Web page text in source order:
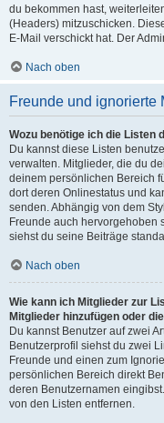
du bekommen hast,
(Headers) mitzuschicken.
E-Mail verschickt hat. Der
Nach oben
Freunde und ignorierte
Wozu benötige ich die Listen
Du kannst diese Listen
verwalten. Mitglieder, die du
deinem persönlichen Bereich
dort deren Onlinestatus und
senden. Abhängig von dem
Freunde auch hervorgehoben
siehst du seine Beiträge
Nach oben
Wie kann ich Mitglieder zur
Mitglieder hinzufügen oder
Du kannst Benutzer auf zwei
Benutzerprofil siehst du zwei
Freunde und einen zum
persönlichen Bereich direkt
deren Benutzernamen
von den Listen entfernen.